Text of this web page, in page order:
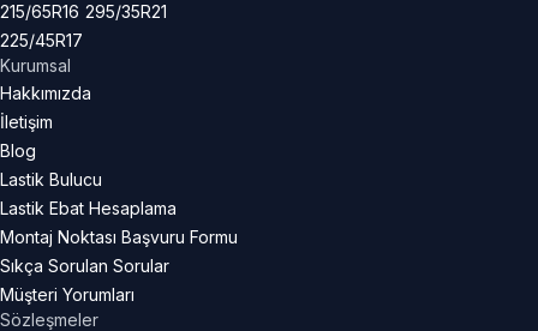
215/65R16
225/45R17
295/35R21
Kurumsal
Hakkımızda
İletişim
Blog
Lastik Bulucu
Lastik Ebat Hesaplama
Montaj Noktası Başvuru Formu
Sıkça Sorulan Sorular
Müşteri Yorumları
Sözleşmeler